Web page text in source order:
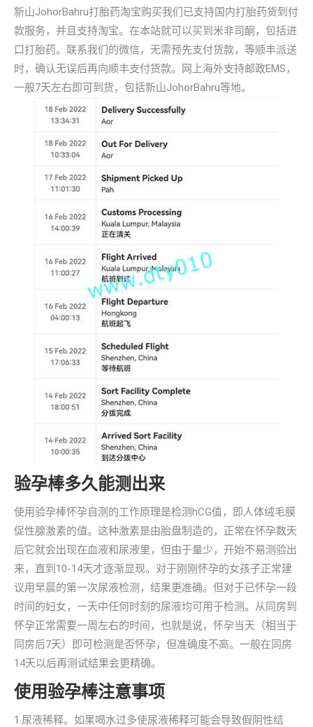
新山JohorBahru打胎药淘宝购买我们已支持国内打胎药货到付
款服务，并且支持淘宝。在本站就可以买到米非司酮，包括进
口打胎药。联系我们的微信，无需预先支付货款，等顺丰派送
时，确认无误后再向顺丰支付货款。网上海外支持邮政EMS，
一般7天左右即可到货，包括新山JohorBahru等地。
验孕棒多久能测出来
使用验孕棒怀孕自测的工作原理是检测hCG值，即人体绒毛膜
促性腺激素的值。这种激素是由胎盘制造的，正常在怀孕数天
后它就会出现在血液和尿液里，但由于量少，开始不易测验出
来，直到10-14天才逐渐显现。对于刚刚怀孕的女孩子正常建
议用早晨的第一次尿液检测，结果更准确。但对于已怀孕一段
时间的妇女，一天中任何时刻的尿液均可用于检测。从同房到
怀孕正常需要一周左右的时间，也就是说，怀孕当天（相当于
同房后7天）即可检测是否怀孕，但准确度不高。一般在同房
14天以后再测试结果会更精确。
使用验孕棒注意事项
1.尿液稀释。如果喝水过多使尿液稀释可能会导致假阴性结